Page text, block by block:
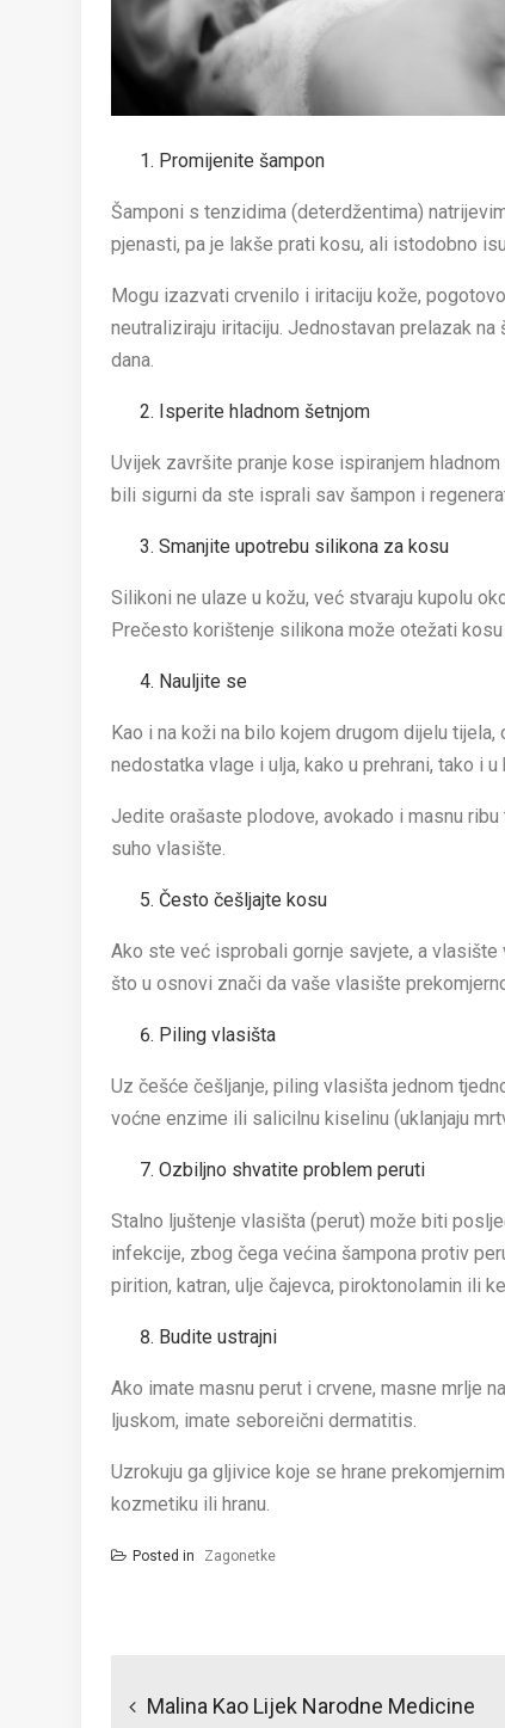
Promijenite šampon
Šamponi s tenzidima (deterdžentima)
pjenasti, pa je lakše prati kosu, ali istodobno
Mogu izazvati crvenilo i iritaciju kože,
neutraliziraju iritaciju. Jednostavan prelazak
dana.
Isperite hladnom šetnjom
Uvijek završite pranje kose ispiranjem
bili sigurni da ste isprali sav šampon i
Smanjite upotrebu silikona za kosu
Silikoni ne ulaze u kožu, već stvaraju kupolu
Prečesto korištenje silikona može otežati kosu
Nauljite se
Kao i na koži na bilo kojem drugom dijelu
nedostatka vlage i ulja, kako u prehrani, tako i
Jedite orašaste plodove, avokado i masnu
suho vlasište.
Često češljajte kosu
Ako ste već isprobali gornje savjete, a vlasište
što u osnovi znači da vaše vlasište
Piling vlasišta
Uz češće češljanje, piling vlasišta jednom
voćne enzime ili salicilnu kiselinu (uklanjaju
Ozbiljno shvatite problem peruti
Stalno ljuštenje vlasišta (perut) može biti
infekcije, zbog čega većina šampona protiv
pirition, katran, ulje čajevca, piroktonolamin ili
Budite ustrajni
Ako imate masnu perut i crvene, masne mrlje
ljuskom, imate seboreični dermatitis.
Uzrokuju ga gljivice koje se hrane
kozmetiku ili hranu.
Posted in Zagonetke
Malina Kao Lijek Narodne Medicine